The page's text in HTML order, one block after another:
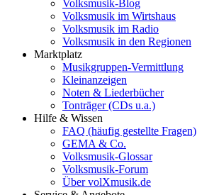
Volksmusik-Blog
Volksmusik im Wirtshaus
Volksmusik im Radio
Volksmusik in den Regionen
Marktplatz
Musikgruppen-Vermittlung
Kleinanzeigen
Noten & Liederbücher
Tonträger (CDs u.a.)
Hilfe & Wissen
FAQ (häufig gestellte Fragen)
GEMA & Co.
Volksmusik-Glossar
Volksmusik-Forum
Über volXmusik.de